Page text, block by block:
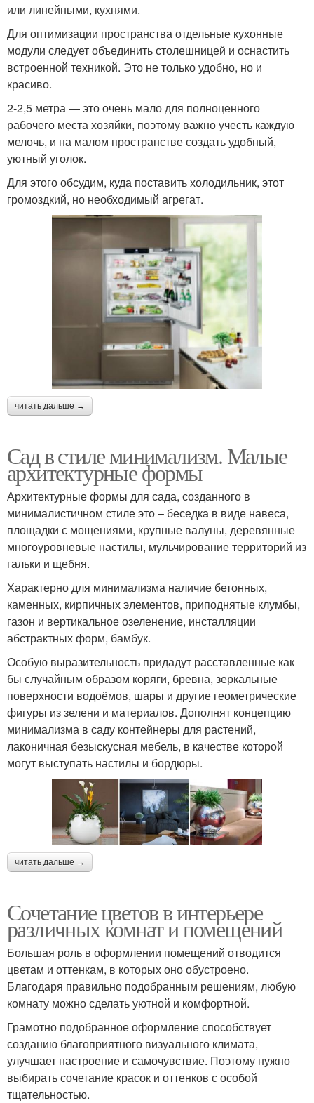
или линейными, кухнями.
Для оптимизации пространства отдельные кухонные
модули следует объединить столешницей и оснастить
встроенной техникой. Это не только удобно, но и
красиво.
2-2,5 метра — это очень мало для полноценного
рабочего места хозяйки, поэтому важно учесть каждую
мелочь, и на малом пространстве создать удобный,
уютный уголок.
Для этого обсудим, куда поставить холодильник, этот
громоздкий, но необходимый агрегат.
читать дальше →
Сад в стиле минимализм. Малые
архитектурные формы
Архитектурные формы для сада, созданного в
минималистичном стиле это – беседка в виде навеса,
площадки с мощениями, крупные валуны, деревянные
многоуровневые настилы, мульчирование территорий из
гальки и щебня.
Характерно для минимализма наличие бетонных,
каменных, кирпичных элементов, приподнятые клумбы,
газон и вертикальное озеленение, инсталляции
абстрактных форм, бамбук.
Особую выразительность придадут расставленные как
бы случайным образом коряги, бревна, зеркальные
поверхности водоёмов, шары и другие геометрические
фигуры из зелени и материалов. Дополнят концепцию
минимализма в саду контейнеры для растений,
лаконичная безыскусная мебель, в качестве которой
могут выступать настилы и бордюры.
читать дальше →
Сочетание цветов в интерьере
различных комнат и помещений
Большая роль в оформлении помещений отводится
цветам и оттенкам, в которых оно обустроено.
Благодаря правильно подобранным решениям, любую
комнату можно сделать уютной и комфортной.
Грамотно подобранное оформление способствует
созданию благоприятного визуального климата,
улучшает настроение и самочувствие. Поэтому нужно
выбирать сочетание красок и оттенков с особой
тщательностью.